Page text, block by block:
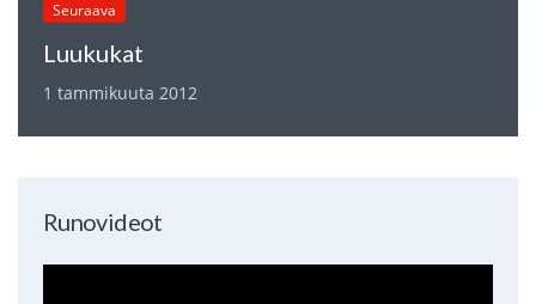
Seuraava
Luukukat
1 tammikuuta 2012
Runovideot